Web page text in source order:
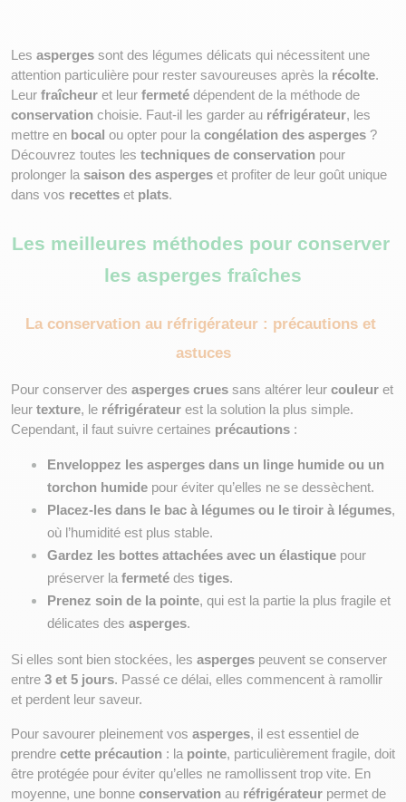
Les asperges sont des légumes délicats qui nécessitent une
attention particulière pour rester savoureuses après la récolte.
Leur fraîcheur et leur fermeté
conservation choisie. Faut-il les garder au réfrigérateur, les
mettre en bocal ou opter pour la congélation des asperges ?
Découvrez toutes les techniques de conservation pour
prolonger la saison des asperges et profiter de leur goût unique
dans vos recettes et plats.
Les meilleures méthodes pour conserver
les asperges fraîches
La conservation au réfrigérateur : précautions et
astuces
Pour conserver des asperges crues sans altérer leur couleur et
leur texture, le réfrigérateur est la solution la plus simple.
Cependant, il faut suivre certaines précautions :
Enveloppez les asperges dans un linge humide ou un
torchon humide pour éviter qu’elles ne se dessèchent.
Placez-les dans le bac à légumes ou le tiroir à légumes,
où l’humidité est plus stable.
Gardez les bottes attachées avec un élastique pour
préserver la fermeté des tiges.
Prenez soin de la pointe, qui est la partie la plus fragile et
délicates des asperges.
Si elles sont bien stockées, les asperges peuvent se conserver
entre 3 et 5 jours. Passé ce délai, elles commencent à ramollir
et perdent leur saveur.
Pour savourer pleinement vos asperges, il est essentiel de
prendre cette précaution : la pointe, particulièrement fragile, doit
être protégée pour éviter qu’elles ne ramollissent trop vite. En
moyenne, une bonne conservation au réfrigérateur permet de